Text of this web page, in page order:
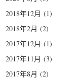
2018年12月 (1)
2018年2月 (2)
2017年12月 (1)
2017年11月 (3)
2017年8月 (2)